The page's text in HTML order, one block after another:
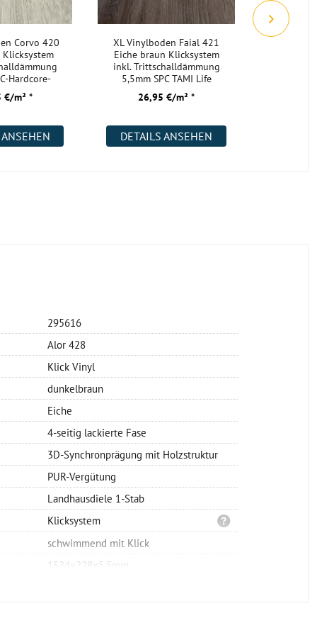
Corvo 420
Klicksystem
Hardcore-
€/m² *
XL Vinylboden Faial 421
Eiche braun Klicksystem
inkl. Trittschalldämmung
5,5mm SPC TAMI Life
26,95 €/m² *
DETAILS ANSEHEN
295616
Alor 428
Klick Vinyl
dunkelbraun
Eiche
4-seitig lackierte Fase
3D-Synchronprägung mit Holzstruktur
PUR-Vergütung
Landhausdiele 1-Stab
Klicksystem
schwimmend mit Klick
1524x228x5,5mm